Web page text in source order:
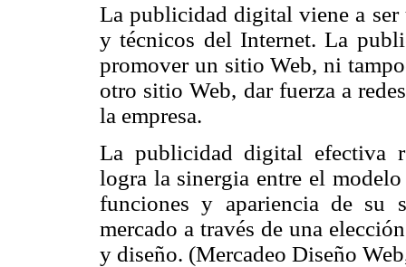
La publicidad digital viene a ser
y técnicos del Internet. La
promover un sitio Web, ni
otro sitio Web, dar fuerza a
la empresa.
La publicidad digital efectiva
logra la sinergia entre el
funciones y apariencia de su
mercado a través de una
y diseño. (Mercadeo Diseño